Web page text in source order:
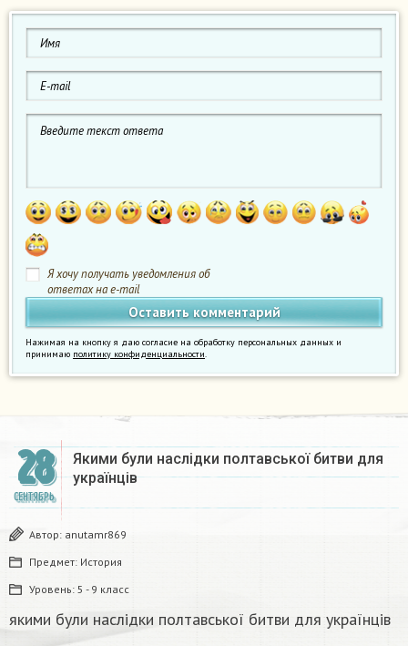
Я хочу получать уведомления об
ответах на e-mail
Нажимая на кнопку я даю согласие на обработку персональных данных и
принимаю политику конфиденциальности.
28
СЕНТЯБРЬ
Якими були наслідки полтавської битви для
українців
Автор: anutamr869
Предмет: История
Уровень: 5 - 9 класс
якими були наслідки полтавської битви для українців